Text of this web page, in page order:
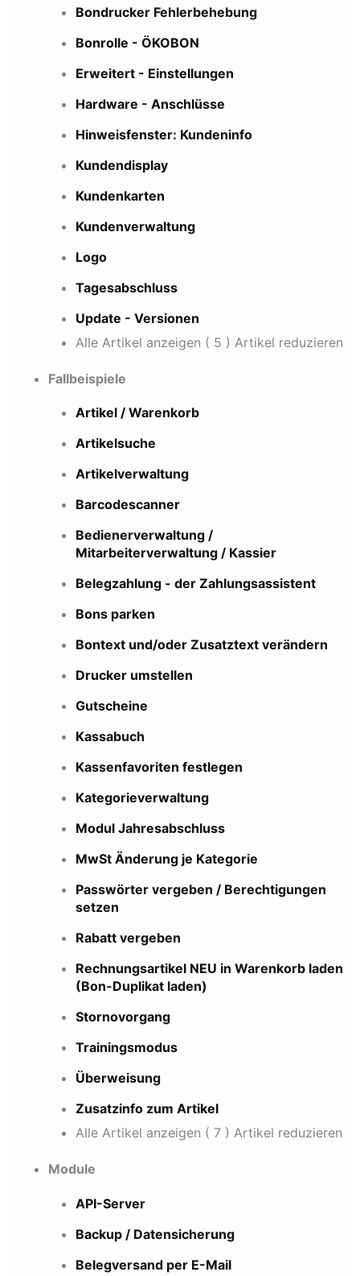
Bondrucker Fehlerbehebung
Bonrolle - ÖKOBON
Erweitert - Einstellungen
Hardware - Anschlüsse
Hinweisfenster: Kundeninfo
Kundendisplay
Kundenkarten
Kundenverwaltung
Logo
Tagesabschluss
Update - Versionen
Alle Artikel anzeigen ( 5 ) Artikel reduzieren
Fallbeispiele
Artikel / Warenkorb
Artikelsuche
Artikelverwaltung
Barcodescanner
Bedienerverwaltung /
Mitarbeiterverwaltung / Kassier
Belegzahlung - der Zahlungsassistent
Bons parken
Bontext und/oder Zusatztext verändern
Drucker umstellen
Gutscheine
Kassabuch
Kassenfavoriten festlegen
Kategorieverwaltung
Modul Jahresabschluss
MwSt Änderung je Kategorie
Passwörter vergeben / Berechtigungen
setzen
Rabatt vergeben
Rechnungsartikel NEU in Warenkorb laden
(Bon-Duplikat laden)
Stornovorgang
Trainingsmodus
Überweisung
Zusatzinfo zum Artikel
Alle Artikel anzeigen ( 7 ) Artikel reduzieren
Module
API-Server
Backup / Datensicherung
Belegversand per E-Mail